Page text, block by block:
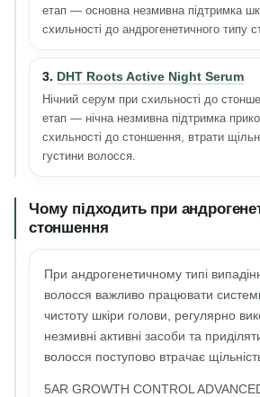
етап — основна незмивна підтримка
схильності до андрогенетичного типу
3. DHT Roots Active Night Serum
Нічний серум при схильності до
етап — нічна незмивна підтримка
схильності до стоншення, втрати
густини волосся.
Чому підходить при
стоншення
При андрогенетичному типі
волосся важливо працювати
чистоту шкіри голови, регулярно
незмивні активні засоби та
волосся поступово втрачає
5AR GROWTH CONTROL